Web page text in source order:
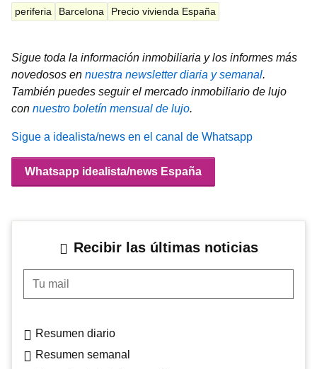
periferia Barcelona Precio vivienda España
Sigue toda la información inmobiliaria y los informes más
novedosos en nuestra newsletter diaria y semanal.
También puedes seguir el mercado inmobiliario de lujo
con nuestro boletín mensual de lujo.
Sigue a idealista/news en el canal de Whatsapp
Whatsapp idealista/news España
Recibir las últimas noticias
Tu mail
Resumen diario
Resumen semanal